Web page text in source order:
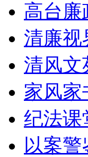
高台廉
清廉视
清风文
家风家
纪法课
以案警